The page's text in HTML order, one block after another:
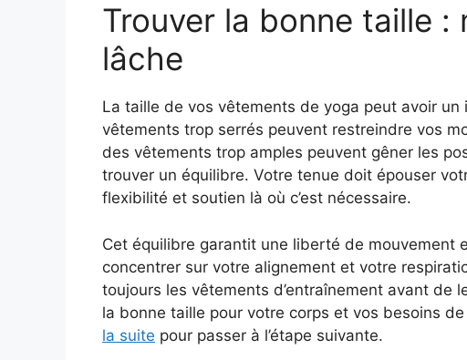
Trouver la bonne taille
lâche
La taille de vos vêtements de yoga peut avoir
vêtements trop serrés peuvent restreindre vos
des vêtements trop amples peuvent gêner les
trouver un équilibre. Votre tenue doit épouser
flexibilité et soutien là où c’est nécessaire.
Cet équilibre garantit une liberté de mouvement
concentrer sur votre alignement et votre
toujours les vêtements d’entraînement avant de
la bonne taille pour votre corps et vos besoins
la suite pour passer à l’étape suivante.